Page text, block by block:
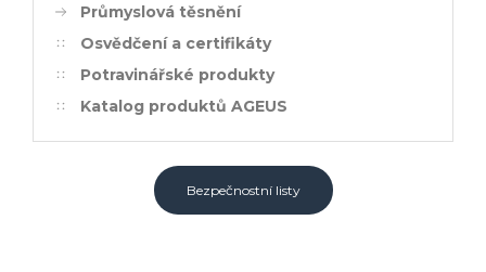
Průmyslová těsnění
Osvědčení a certifikáty
Potravinářské produkty
Katalog produktů AGEUS
Bezpečnostní listy